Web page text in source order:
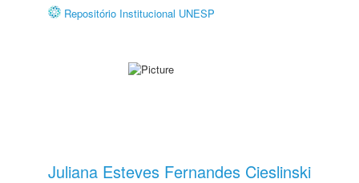
Repositório Institucional UNESP
Juliana Esteves Fernandes Cieslinski